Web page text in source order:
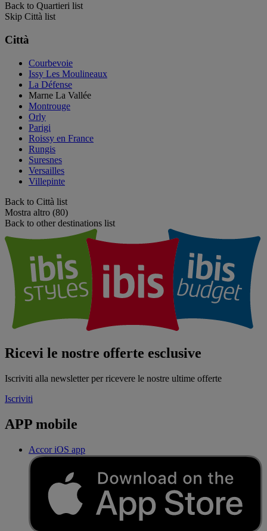
Back to Quartieri list
Skip Città list
Città
Courbevoie
Issy Les Moulineaux
La Défense
Marne La Vallée
Montrouge
Orly
Parigi
Roissy en France
Rungis
Suresnes
Versailles
Villepinte
Back to Città list
Mostra altro (80)
Back to other destinations list
Ricevi le nostre offerte esclusive
Iscriviti alla newsletter per ricevere le nostre ultime offerte
Iscriviti
APP mobile
Accor iOS app